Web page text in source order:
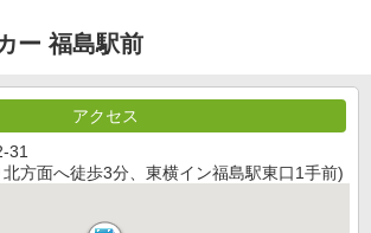
ー 福島駅前
アクセス
31
方面へ徒歩3分、東横イン福島駅東口1手前)